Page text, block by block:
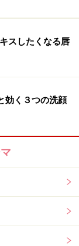
ったところ、
ていると細か
燥が気になる
ね。
は、機内にあ
ム
？
スしたくなる唇
効く３つの洗顔